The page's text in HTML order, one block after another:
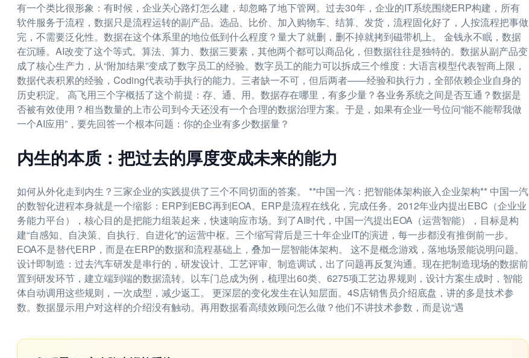
有一个类比很形象：有时候，企业关心路灯怎么建，却忽略了地下管网。过去30年，企业的IT系统围绕ERP构建，所有
软件服务于流程，数据只是流程运转的副产品。选品、比价、加入购物车、结算、发货，流程固化好了，人按流程把事做
完，不需要泛化性。数据在这个体系里的地位低到什么程度？量大了就删，删不掉就拷到磁带机上。 金钱永不眠，数据
在沉睡。AI改变了这个等式。算法、算力、数据三要素，其他两个都可以商品化，但数据往往是独特的。数据从副产品变
成了核心生产力，从“附加结果”变成了数字员工的经验。数字员工的能力可以拆成三个维度：大语言模型代表智商上限，
数据代表积累的经验，Coding代表动手执行的能力。三者缺一不可，但后两者——经验和执行力，全部依赖企业自身的
历史积淀。 高飞用三个字概括了这个前提：存、通、用。数据存在哪里，有多少量？各业务系统之间是否互通？数据是
否被有效使用？相当数量的上市公司到今天还没有一个合理的数据治理方案。于是，如果有企业一号位问“能不能帮我做
一个AI应用”，要先回答一个根本问题：你的企业有多少数据量？
内生的本质：把过去的厚度变成未来的能力
如何从外化走到内生？三家企业的实践提供了三个不同切面的答案。 **中国一汽：把智能体架构嵌入企业架构** 中国一汽
的数智化进程本身就是一个缩影：ERP到EBC再到EOA。ERP是流程在线化，完成任务。2012年业内提出EBC（企业业
务能力平台），核心目的是把能力组装起来，快速响应市场。到了AI时代，中国一汽提出EOA（运营智能），目标是构
建“自感知、自决策、自执行、自进化”的运营中枢。三个缩写背后是三十年企业IT的演进，每一步都没有推倒前一步。
EOA不是替代ERP，而是在ERP的数据和流程基础上，叠加一层智能体架构。 这不是概念游戏，落地场景能说明问题。
设计即制造：过去汽车研发是串行的，研发设计、工艺评审、制造调试，出了问题再反复沟通。现在把制造现场的数据前
置到研发环节，建立端到端的数据流转。以车门总成为例，梳理出60类、6275项工艺边界规则，设计方案生成时，智能
体自动调用这些规则，一次成型，减少返工。 更深层的变化发生在认知层面。4S店销售员介绍底盘，讲的多是技术参
数。数据显示用户对这样的介绍没有触动。再用数据看高绩效顾问怎么做？他们不讲技术参数，而是说“遇